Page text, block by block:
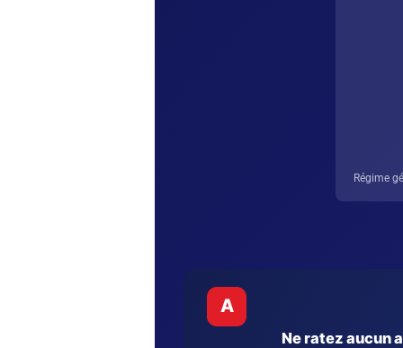
Régime
A
Ne ratez aucun